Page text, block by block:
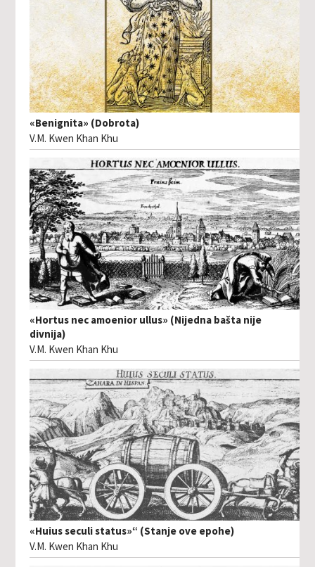
«Benignita» (Dobrota)
V.M. Kwen Khan Khu
«Hortus nec amoenior ullus» (Nijedna bašta nije
divnija)
V.M. Kwen Khan Khu
«Huius seculi status»“ (Stanje ove epohe)
V.M. Kwen Khan Khu